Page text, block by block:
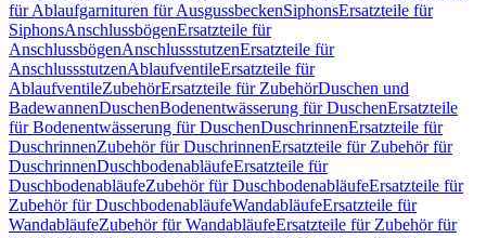
für Ablaufgarnituren für AusgussbeckenSiphonsErsatzteile für
SiphonsAnschlussbögenErsatzteile für
AnschlussbögenAnschlussstutzenErsatzteile für
AnschlussstutzenAblaufventileErsatzteile für
AblaufventileZubehörErsatzteile für ZubehörDuschen und
BadewannenDuschenBodenentwässerung für DuschenErsatzteile
für Bodenentwässerung für DuschenDuschrinnenErsatzteile für
DuschrinnenZubehör für DuschrinnenErsatzteile für Zubehör für
DuschrinnenDuschbodenabläufeErsatzteile für
DuschbodenabläufeZubehör für DuschbodenabläufeErsatzteile für
Zubehör für DuschbodenabläufeWandabläufeErsatzteile für
WandabläufeZubehör für WandabläufeErsatzteile für Zubehör für